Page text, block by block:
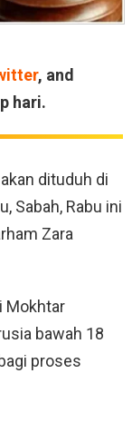
, and
hari.
dituduh di
Sabah, Rabu ini
Zara
Mokhtar
bawah 18
proses